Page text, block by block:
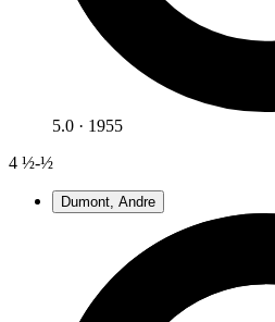
5.0 · 1955
4 ½-½
Dumont, Andre